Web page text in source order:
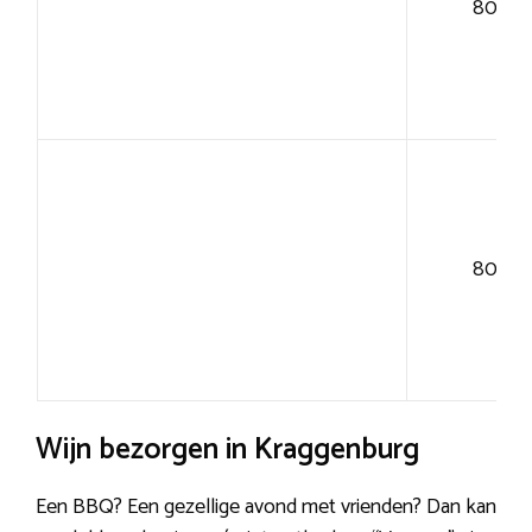
80+
80+
Wijn bezorgen in Kraggenburg
Een BBQ? Een gezellige avond met vrienden? Dan kan